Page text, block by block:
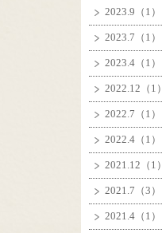
2023.9（1）
2023.7（1）
2023.4（1）
2022.12（1）
2022.7（1）
2022.4（1）
2021.12（1）
2021.7（3）
2021.4（1）